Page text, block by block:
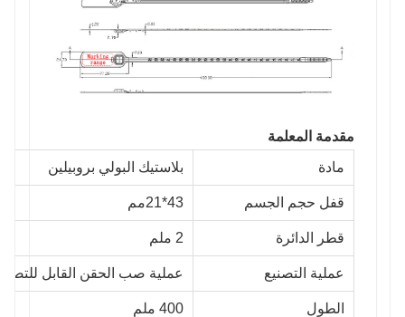
مقدمة المعلمة
مادة بلاستيك البولي بروبيلين
قفل حجم الجسم 43*21 مم
قطر الدائرة 2 ملم
عملية التصنيع عملية صب الحقن القابل
الطول 400 ملم